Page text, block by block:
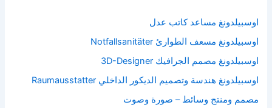
اوسبيلدونغ مساعد كاتب عدل
اوسبيلدونغ مسعف الطوارئ Notfallsanitäter
اوسبيلدونغ مصمم الجرافيك 3D-Designer
اوسبيلدونغ هندسة وتصميم الديكور الداخلي Raumausstatter
مصمم ومنتج وسائط – صورة وصوت